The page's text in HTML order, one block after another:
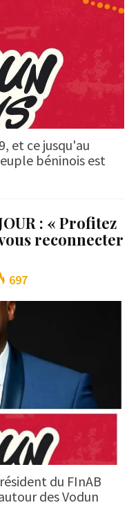
et ce jusqu'au
béninois est
: « Profitez
reconnecter
697
du FInAB
des Vodun